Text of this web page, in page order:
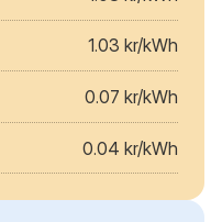
1.03 kr/kWh
0.07 kr/kWh
0.04 kr/kWh